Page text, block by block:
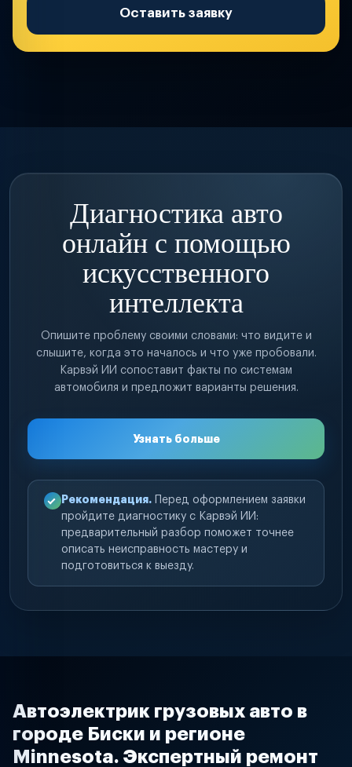
Оставить заявку
Диагностика авто
онлайн с помощью
искусственного
интеллекта
Опишите проблему своими словами: что видите и
слышите, когда это началось и что уже пробовали.
Карвэй ИИ сопоставит факты по системам
автомобиля и предложит варианты решения.
Узнать больше
Рекомендация. Перед оформлением заявки
пройдите диагностику с Карвэй ИИ:
предварительный разбор поможет точнее
описать неисправность мастеру и
подготовиться к выезду.
Автоэлектрик грузовых авто в
городе Биски и регионе
Minnesota. Экспертный ремонт